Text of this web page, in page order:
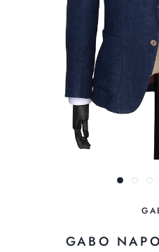
GABO